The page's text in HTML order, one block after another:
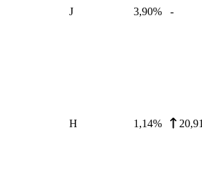
J 3,90% -
H 1,14%